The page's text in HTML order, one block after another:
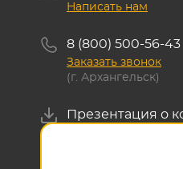
Написать нам
8 (800) 500-56-43
Заказать звонок
(г. Архангельск)
Презентация о